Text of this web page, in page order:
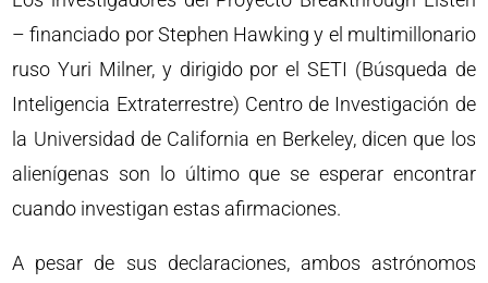
– financiado por Stephen Hawking y el multimillonario
ruso Yuri Milner, y dirigido por el SETI (Búsqueda de
Inteligencia Extraterrestre) Centro de Investigación de
la Universidad de California en Berkeley, dicen que los
alienígenas son lo último que se esperar encontrar
cuando investigan estas afirmaciones.
A pesar de sus declaraciones, ambos astrónomos